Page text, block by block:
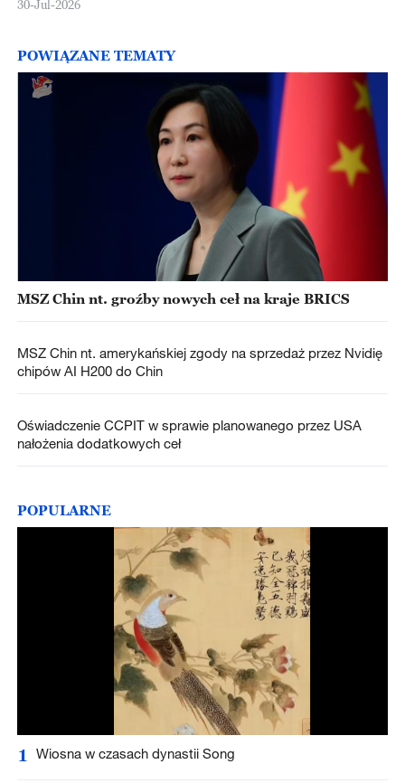
30-Jul-2026
POWIĄZANE TEMATY
MSZ Chin nt. groźby nowych ceł na kraje BRICS
MSZ Chin nt. amerykańskiej zgody na sprzedaż przez Nvidię
chipów AI H200 do Chin
Oświadczenie CCPIT w sprawie planowanego przez USA
nałożenia dodatkowych ceł
POPULARNE
1 Wiosna w czasach dynastii Song